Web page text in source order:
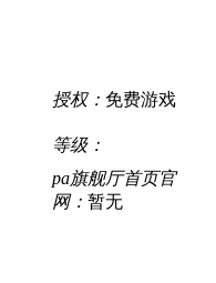
授权： 免费游戏
等级：
pa旗舰厅首页官
网： 暂无